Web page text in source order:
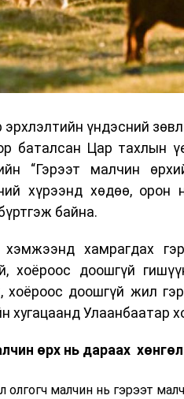
үндэсний
баталсан Цар тахлын
“Гэрээт малчин
хүрээнд хөдөө,
байна.
хэмжээнд хамрагдах
хоёроос доошгүй
хоёроос доошгүй жил
хугацаанд Улаанбаатар
өрх нь дараах
олгогч малчин нь гэрээт